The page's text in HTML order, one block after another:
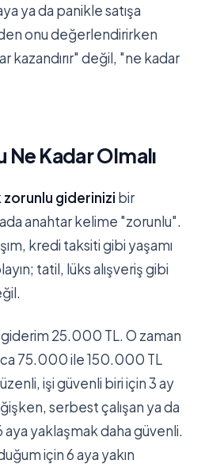
ya da panikle satışa
onu değerlendirirken
kazandırır" değil, "ne kadar
Ne Kadar Olmalı
zorunlu giderinizi bir
anahtar kelime "zorunlu".
kredi taksiti gibi yaşamı
tatil, lüks alışveriş gibi
giderim 25.000 TL. O zaman
75.000 ile 150.000 TL
işi güvenli biri için 3 ay
serbest çalışan ya da
yaklaşmak daha güvenli.
için 6 aya yakın